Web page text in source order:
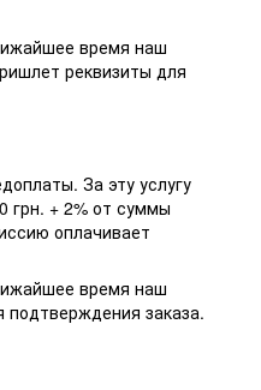
время наш
реквизиты для
За эту услугу
грн. + 2% от суммы
оплачивает
время наш
заказа.